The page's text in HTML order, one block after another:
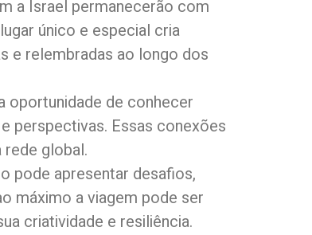
a Israel permanecerão com
único e especial cria
e relembradas ao longo dos
oportunidade de conhecer
perspectivas. Essas conexões
rede global.
pode apresentar desafios,
máximo a viagem pode ser
criatividade e resiliência.